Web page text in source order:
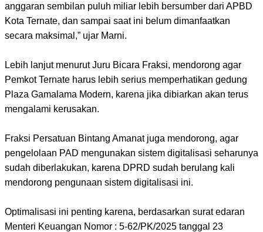
anggaran sembilan puluh miliar lebih bersumber dari APBD
Kota Ternate, dan sampai saat ini belum dimanfaatkan
secara maksimal,” ujar Marni.
Lebih lanjut menurut Juru Bicara Fraksi, mendorong agar
Pemkot Ternate harus lebih serius memperhatikan gedung
Plaza Gamalama Modern, karena jika dibiarkan akan terus
mengalami kerusakan.
Fraksi Persatuan Bintang Amanat juga mendorong, agar
pengelolaan PAD mengunakan sistem digitalisasi seharunya
sudah diberlakukan, karena DPRD sudah berulang kali
mendorong pengunaan sistem digitalisasi ini.
Optimalisasi ini penting karena, berdasarkan surat edaran
Menteri Keuangan Nomor : 5-62/PK/2025 tanggal 23